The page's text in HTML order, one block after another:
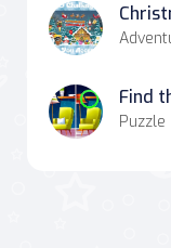
Find
Puzzle